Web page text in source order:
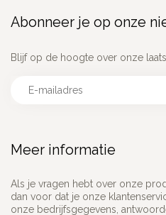
Meer informatie
Als je vragen hebt over onze
dan voor dat je onze
onze bedrijfsgegevens,
Abonneer je op onze
Blijf op de hoogte over onze